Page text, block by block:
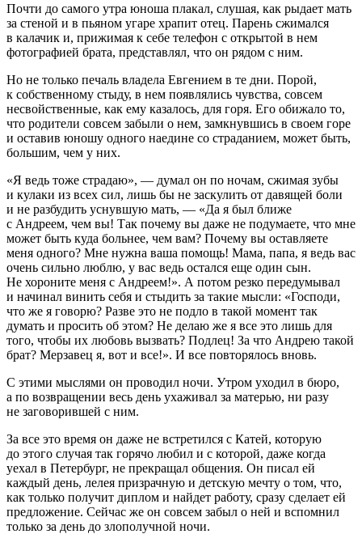
Почти до самого утра юноша плакал, слушая, как рыдает мать
за стеной и в пьяном угаре храпит отец. Парень сжимался
в калачик и, прижимая к себе телефон с открытой в нем
фотографией брата, представлял, что он рядом с ним.
Но не только печаль владела Евгением в те дни. Порой,
к собственному стыду, в нем появлялись чувства, совсем
несвойственные, как ему казалось, для горя. Его обижало то,
что родители совсем забыли о нем, замкнувшись в своем горе
и оставив юношу одного наедине со страданием, может быть,
большим, чем у них.
«Я ведь тоже страдаю», — думал он по ночам, сжимая зубы
и кулаки из всех сил, лишь бы не заскулить от давящей боли
и не разбудить уснувшую мать, — «Да я был ближе
с Андреем, чем вы! Так почему вы даже не подумаете, что мне
может быть куда больнее, чем вам? Почему вы оставляете
меня одного? Мне нужна ваша помощь! Мама, папа, я ведь вас
очень сильно люблю, у вас ведь остался еще один сын.
Не хороните меня с Андреем!». А потом резко передумывал
и начинал винить себя и стыдить за такие мысли: «Господи,
что же я говорю? Разве это не подло в такой момент так
думать и просить об этом? Не делаю же я все это лишь для
того, чтобы их любовь вызвать? Подлец! За что Андрею такой
брат? Мерзавец я, вот и все!». И все повторялось вновь.
С этими мыслями он проводил ночи. Утром уходил в бюро,
а по возвращении весь день ухаживал за матерью, ни разу
не заговорившей с ним.
За все это время он даже не встретился с Катей, которую
до этого случая так горячо любил и с которой, даже когда
уехал в Петербург, не прекращал общения. Он писал ей
каждый день, лелея призрачную и детскую мечту о том, что,
как только получит диплом и найдет работу, сразу сделает ей
предложение. Сейчас же он совсем забыл о ней и вспомнил
только за день до злополучной ночи.